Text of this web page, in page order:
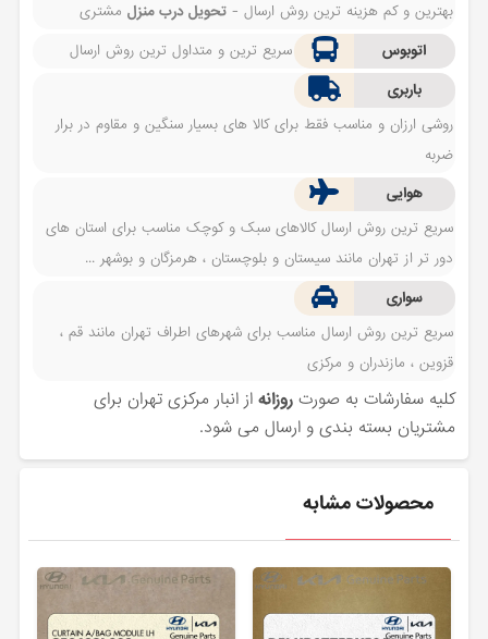
بهترین و کم هزینه ترین روش ارسال -تحویل درب منزل مشتری
اتوبوس
سریع ترین و متداول ترین روش ارسال
باربری
روشی ارزان و مناسب فقط برای کالا های بسیار سنگین و مقاوم در برار
ضربه
هوایی
سریع ترین روش ارسال کالاهای سبک و کوچک مناسب برای استان های
دور تر از تهران مانند سیستان و بلوچستان ، هرمزگان و بوشهر ...
سواری
سریع ترین روش ارسال مناسب برای شهرهای اطراف تهران مانند قم ،
قزوین ، مازندران و مرکزی
کلیه سفارشات به صورتروزانه از انبار مرکزی تهران برای
مشتریان بسته بندی و ارسال می شود.
محصولات مشابه